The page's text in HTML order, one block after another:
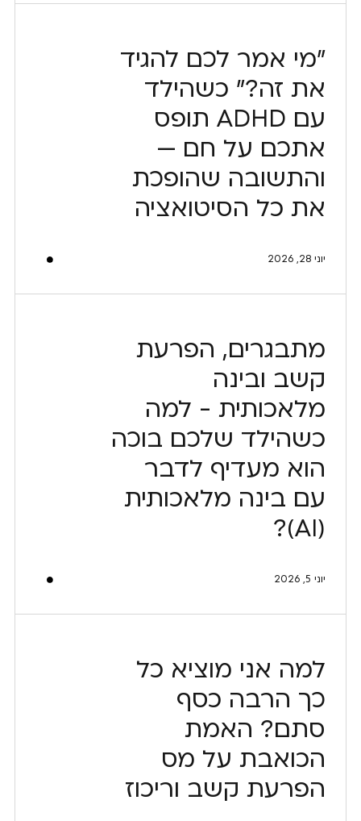
"מי אמר לכם להגיד
את זה?" כשהילד
עם ADHD תופס
אתכם על חם —
והתשובה שהופכת
את כל הסיטואציה
יוני 28, 2026
מתבגרים, הפרעת
קשב ובינה
מלאכותית - למה
כשהילד שלכם בוכה
הוא מעדיף לדבר
עם בינה מלאכותית
(AI)?
יוני 5, 2026
למה אני מוציא כל
כך הרבה כסף
סתם? האמת
הכואבת על מס
הפרעת קשב וריכוז